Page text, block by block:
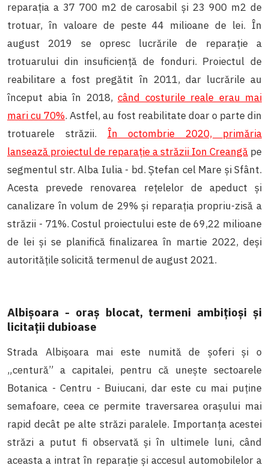
reparația a 37 700 m2 de carosabil și 23 900 m2 de
trotuar, în valoare de peste 44 milioane de lei. În
august 2019 se opresc lucrările de reparație a
trotuarului din insuficiență de fonduri. Proiectul de
reabilitare a fost pregătit în 2011, dar lucrările au
început abia în 2018, când costurile reale erau mai
mari cu 70%. Astfel, au fost reabilitate doar o parte din
trotuarele străzii. În octombrie 2020, primăria
lansează proiectul de reparație a străzii Ion Creangă pe
segmentul str. Alba Iulia - bd. Ștefan cel Mare și Sfânt.
Acesta prevede renovarea rețelelor de apeduct și
canalizare în volum de 29% și reparația propriu-zisă a
străzii - 71%. Costul proiectului este de 69,22 milioane
de lei și se planifică finalizarea în martie 2022, deși
autoritățile solicită termenul de august 2021.
Albișoara - oraș blocat, termeni ambițioși și
licitații dubioase
Strada Albișoara mai este numită de șoferi și o
„centură” a capitalei, pentru că unește sectoarele
Botanica - Centru - Buiucani, dar este cu mai puține
semafoare, ceea ce permite traversarea orașului mai
rapid decât pe alte străzi paralele. Importanța acestei
străzi a putut fi observată și în ultimele luni, când
aceasta a intrat în reparație și accesul automobilelor a